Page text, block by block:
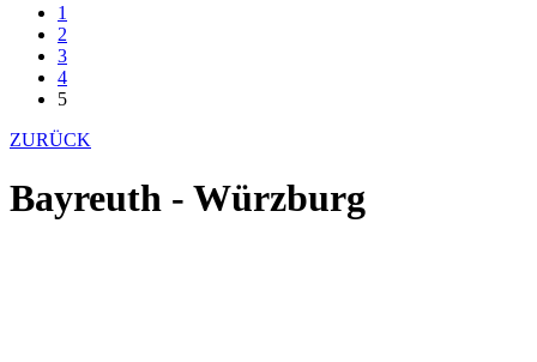
1
2
3
4
5
ZURÜCK
Bayreuth - Würzburg